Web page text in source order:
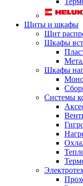
Щиты и шкафы
Щит
Шкафы
Шкафы
Системы